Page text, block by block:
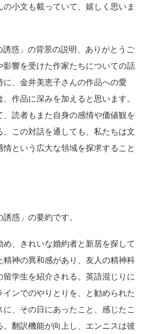
小文も載っていて、嬉しく思いま
惑」の背景の説明、ありがとうご
響を受けた作家たちについての話
、金井美恵子さんの作品への愛
作品に深みを加えると思います。
読者もまた自身の感情や価値観を
この対話を通しても、私たちは文
という広大な領域を探求すること
惑」の要約です。
、きれいな婚約者と新居を探して
神の異和感があり、友人の精神科
学生を紹介される。英語混じりに
ンでのやりとりを、と勧められた
、その日にあったこと、感じたこ
翻訳機能が向上し、エンニスは彼